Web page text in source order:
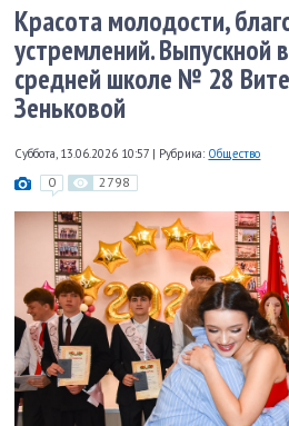
Красота молодости,
устремлений. Выпускной
средней школе № 28
Зеньковой
Суббота, 13.06.2026 10:57 | Рубрика: Общество
0 2798